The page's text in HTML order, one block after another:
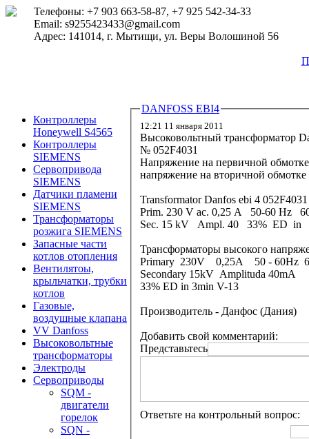
Телефоны: +7 903 663-58-87, +7 925 542-34-33
Email: s9255423433@gmail.com
Адрес: 141014, г. Мытищи, ул. Веры Волошиной 56
Контроллеры
Honeywell S4565
Контроллеры
SIEMENS
Сервопривода
SIEMENS
Датчики пламени
SIEMENS
Трансформаторы
розжига SIEMENS
Запасные части
котлов отопления
Вентилятоы,
крыльчатки, трубки
котлов
Газовые,
воздушные клапана
VV Danfoss
Высоковольтные
трансформаторы
Электроды
Сервоприводы
SQM -
двигатели
горелок
SQN -
DANFOSS EBI4
12:21 11 января 2011
Высоковольтный трансформатор
№ 052F4031
Напряжение на первичной
напряжение на вторичной
Transformator Danfos ebi 4
Prim. 230 V ac. 0,25 A 50-60 Hz
Sec. 15 kV Ampl. 40 33% ED in
Трансформаторы высокого
Primary 230V 0,25A 50 - 60Hz
Secondary 15kV Amplituda 40mA
33% ED in 3min V-13
Производитель - Данфос (Дания)
Добавить свой комментарий:
Представьтесь
Ответьте на контрольный вопрос: